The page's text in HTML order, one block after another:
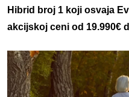
Hibrid broj 1 koji osvaja
akcijskoj ceni od 19.990€